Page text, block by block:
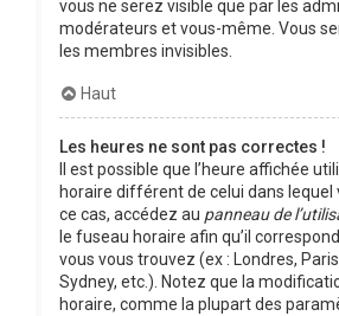
vous ne serez visible que par les
modérateurs et vous-même. Vous
les membres invisibles.
Haut
Les heures ne sont pas correctes !
Il est possible que l’heure affichée
horaire différent de celui dans lequel
ce cas, accédez au panneau de
le fuseau horaire afin qu’il
vous vous trouvez (ex : Londres,
Sydney, etc.). Notez que la
horaire, comme la plupart des